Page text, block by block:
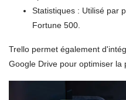
Statistiques : Utilisé par
Fortune 500.
Trello permet également
Google Drive pour optimiser la